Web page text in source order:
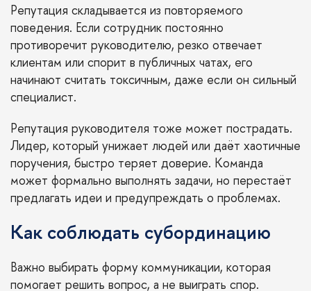
Репутация складывается из повторяемого
поведения. Если сотрудник постоянно
противоречит руководителю, резко отвечает
клиентам или спорит в публичных чатах, его
начинают считать токсичным, даже если он сильный
специалист.
Репутация руководителя тоже может пострадать.
Лидер, который унижает людей или даёт хаотичные
поручения, быстро теряет доверие. Команда
может формально выполнять задачи, но перестаёт
предлагать идеи и предупреждать о проблемах.
Как соблюдать субординацию
Важно выбирать форму коммуникации, которая
помогает решить вопрос, а не выиграть спор.